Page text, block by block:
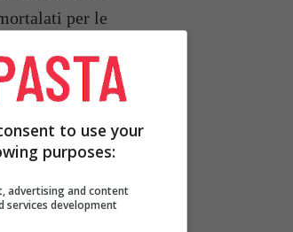
per le
to use your
purposes:
advertising and content
services development